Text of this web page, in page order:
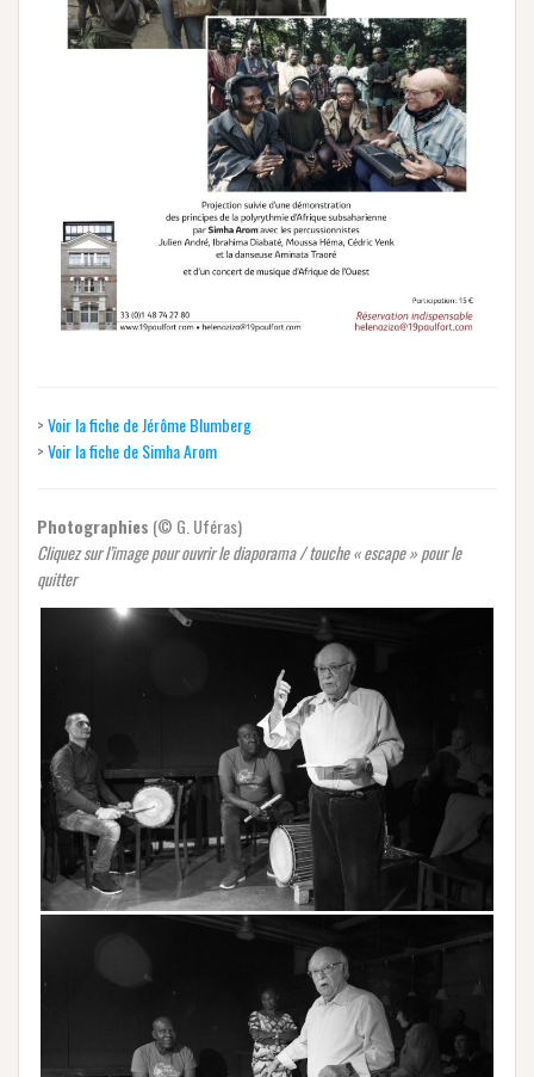
>Voir la fiche de Jérôme Blumberg
>Voir la fiche de Simha Arom
Photographies (© G. Uféras)
Cliquez sur l’image pour ouvrir le diaporama / touche « escape » pour le
quitter